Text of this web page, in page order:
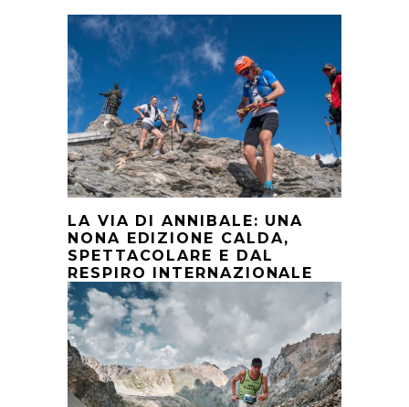
LA VIA DI ANNIBALE: UNA
NONA EDIZIONE CALDA,
SPETTACOLARE E DAL
RESPIRO INTERNAZIONALE